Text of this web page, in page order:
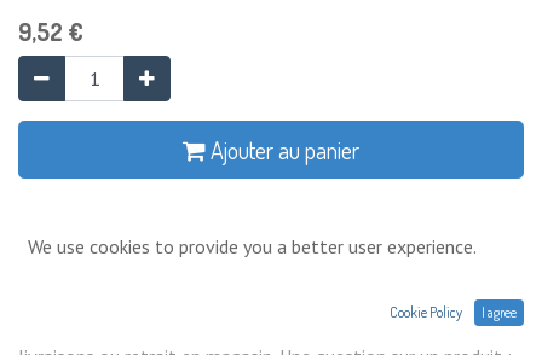
9,52 €
Ajouter au panier
Prix exprimés Hors TVA. Expéditions,
We use cookies to provide you a better user experience.
Cookie Policy I agree